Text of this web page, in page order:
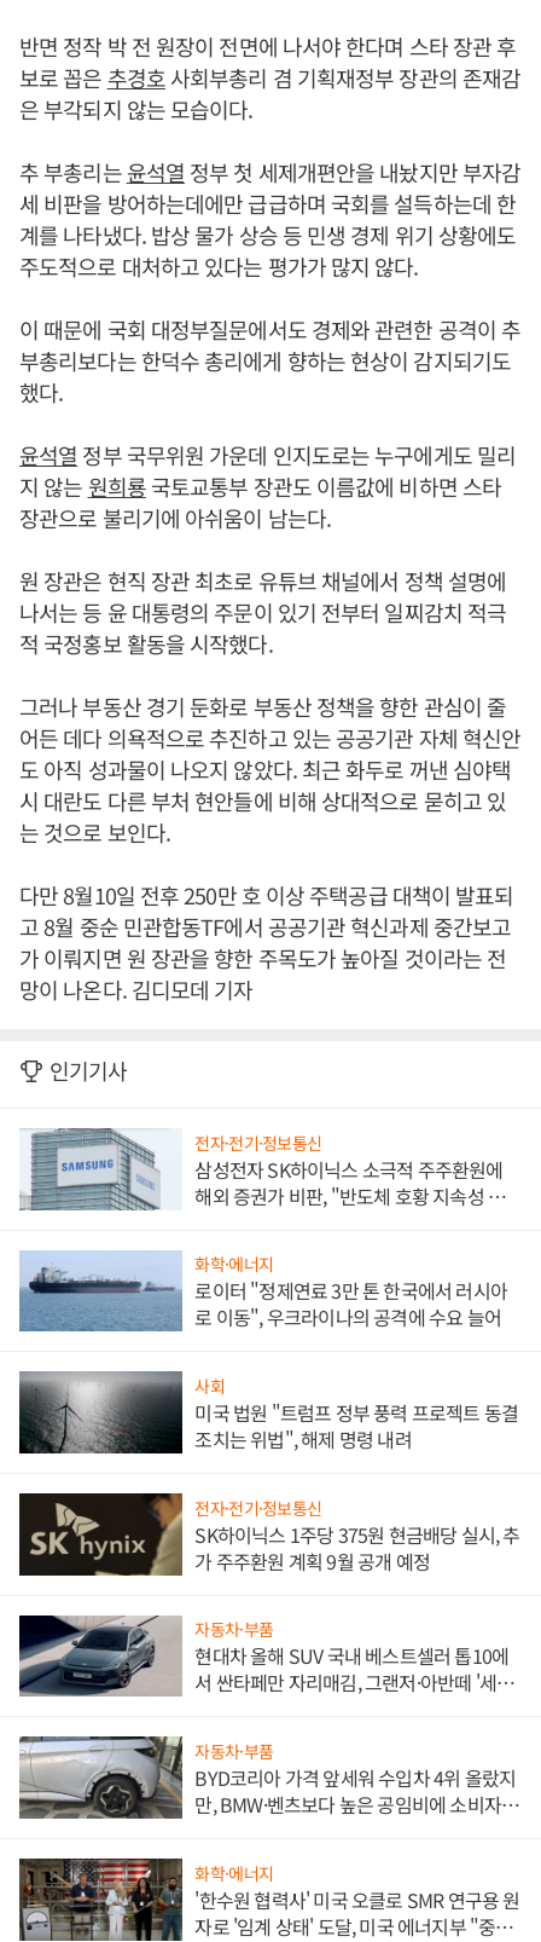
반면 정작 박 전 원장이 전면에 나서야 한다며 스타 장관 후
보로 꼽은 추경호사회부총리 겸 기획재정부 장관의 존재감
은 부각되지 않는 모습이다.
추 부총리는윤석열 정부 첫 세제개편안을 내놨지만 부자감
세 비판을 방어하는데에만 급급하며 국회를 설득하는데 한
계를 나타냈다. 밥상 물가 상승 등 민생 경제 위기 상황에도
주도적으로 대처하고 있다는 평가가 많지 않다.
이 때문에 국회 대정부질문에서도 경제와 관련한 공격이 추
부총리보다는 한덕수 총리에게 향하는 현상이 감지되기도
했다.
윤석열 정부 국무위원 가운데 인지도로는 누구에게도 밀리
지 않는 원희룡국토교통부 장관도 이름값에 비하면 스타
장관으로 불리기에 아쉬움이 남는다.
원 장관은 현직 장관 최초로 유튜브 채널에서 정책 설명에
나서는 등 윤 대통령의 주문이 있기 전부터 일찌감치 적극
적 국정홍보 활동을 시작했다.
그러나 부동산 경기 둔화로 부동산 정책을 향한 관심이 줄
어든 데다 의욕적으로 추진하고 있는 공공기관 자체 혁신안
도 아직 성과물이 나오지 않았다. 최근 화두로 꺼낸 심야택
시 대란도 다른 부처 현안들에 비해 상대적으로 묻히고 있
는 것으로 보인다.
다만 8월10일 전후 250만 호 이상 주택공급 대책이 발표되
고 8월 중순 민관합동TF에서 공공기관 혁신과제 중간보고
가 이뤄지면 원 장관을 향한 주목도가 높아질 것이라는 전
망이 나온다. 김디모데 기자
인기기사
전자·전기·정보통신
삼성전자 SK하이닉스 소극적 주주환원에
해외 증권가 비판, "반도체 호황 지속성 의
화학·에너지
로이터 "정제연료 3만 톤 한국에서 러시아
로 이동", 우크라이나의 공격에 수요 늘어
사회
미국 법원 "트럼프 정부 풍력 프로젝트 동결
조치는 위법", 해제 명령 내려
전자·전기·정보통신
SK하이닉스 1주당 375원 현금배당 실시, 추
가 주주환원 계획 9월 공개 예정
자동차·부품
현대차 올해 SUV 국내 베스트셀러 톱10에
서 싼타페만 자리매김, 그랜저·아반떼 '세단
자동차·부품
BYD코리아 가격 앞세워 수입차 4위 올랐지
만, BMW·벤츠보다 높은 공임비에 소비자
화학·에너지
'한수원 협력사' 미국 오클로 SMR 연구용 원
자로 '임계 상태' 도달, 미국 에너지부 "중요